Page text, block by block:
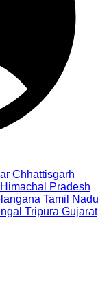
Chhattisgarh
Himachal Pradesh
Tamil Nadu
Tripura Gujarat